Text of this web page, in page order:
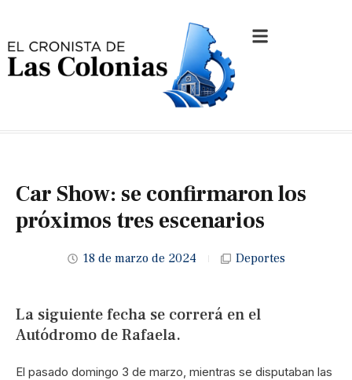
Car Show: se confirmaron los
próximos tres escenarios
18 de marzo de 2024 Deportes
La siguiente fecha se correrá en el
Autódromo de Rafaela.
El pasado domingo 3 de marzo, mientras se disputaban las